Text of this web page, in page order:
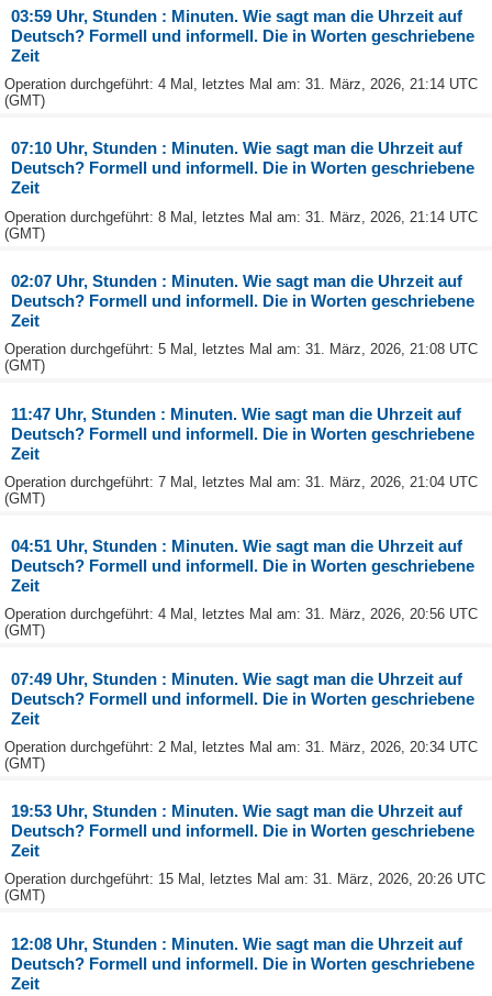
03:59 Uhr, Stunden : Minuten. Wie sagt man die Uhrzeit auf
Deutsch? Formell und informell. Die in Worten geschriebene
Zeit
Operation durchgeführt: 4 Mal, letztes Mal am: 31. März, 2026, 21:14 UTC
(GMT)
07:10 Uhr, Stunden : Minuten. Wie sagt man die Uhrzeit auf
Deutsch? Formell und informell. Die in Worten geschriebene
Zeit
Operation durchgeführt: 8 Mal, letztes Mal am: 31. März, 2026, 21:14 UTC
(GMT)
02:07 Uhr, Stunden : Minuten. Wie sagt man die Uhrzeit auf
Deutsch? Formell und informell. Die in Worten geschriebene
Zeit
Operation durchgeführt: 5 Mal, letztes Mal am: 31. März, 2026, 21:08 UTC
(GMT)
11:47 Uhr, Stunden : Minuten. Wie sagt man die Uhrzeit auf
Deutsch? Formell und informell. Die in Worten geschriebene
Zeit
Operation durchgeführt: 7 Mal, letztes Mal am: 31. März, 2026, 21:04 UTC
(GMT)
04:51 Uhr, Stunden : Minuten. Wie sagt man die Uhrzeit auf
Deutsch? Formell und informell. Die in Worten geschriebene
Zeit
Operation durchgeführt: 4 Mal, letztes Mal am: 31. März, 2026, 20:56 UTC
(GMT)
07:49 Uhr, Stunden : Minuten. Wie sagt man die Uhrzeit auf
Deutsch? Formell und informell. Die in Worten geschriebene
Zeit
Operation durchgeführt: 2 Mal, letztes Mal am: 31. März, 2026, 20:34 UTC
(GMT)
19:53 Uhr, Stunden : Minuten. Wie sagt man die Uhrzeit auf
Deutsch? Formell und informell. Die in Worten geschriebene
Zeit
Operation durchgeführt: 15 Mal, letztes Mal am: 31. März, 2026, 20:26 UTC
(GMT)
12:08 Uhr, Stunden : Minuten. Wie sagt man die Uhrzeit auf
Deutsch? Formell und informell. Die in Worten geschriebene
Zeit